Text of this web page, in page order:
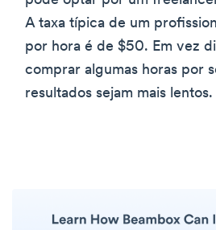
A taxa típica de um
por hora é de $50. Em vez
comprar algumas horas por
resultados sejam mais lentos.